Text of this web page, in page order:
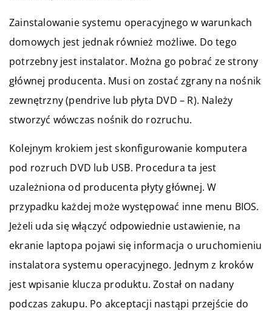
Zainstalowanie systemu operacyjnego w warunkach
domowych jest jednak również możliwe. Do tego
potrzebny jest instalator. Można go pobrać ze strony
głównej producenta. Musi on zostać zgrany na nośnik
zewnętrzny (pendrive lub płyta DVD – R). Należy
stworzyć wówczas nośnik do rozruchu.
Kolejnym krokiem jest skonfigurowanie komputera
pod rozruch DVD lub USB. Procedura ta jest
uzależniona od producenta płyty głównej. W
przypadku każdej może występować inne menu BIOS.
Jeżeli uda się włączyć odpowiednie ustawienie, na
ekranie laptopa pojawi się informacja o uruchomieniu
instalatora systemu operacyjnego. Jednym z kroków
jest wpisanie klucza produktu. Został on nadany
podczas zakupu. Po akceptacji nastąpi przejście do